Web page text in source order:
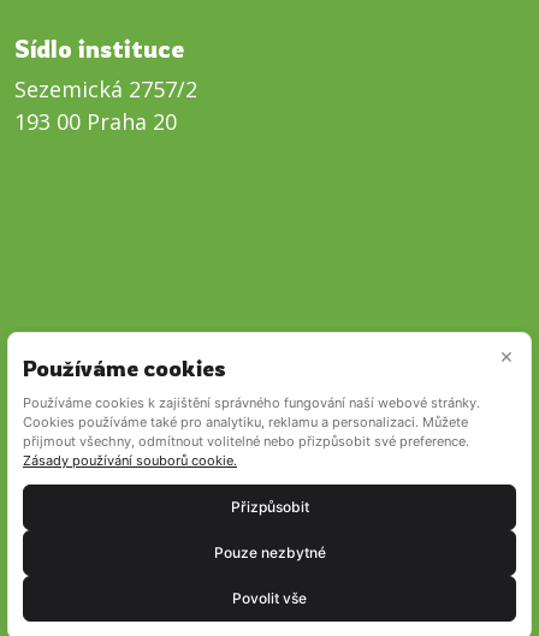
×
Používáme cookies
Používáme cookies k zajištění správného fungování naší webové stránky.
Cookies používáme také pro analytiku, reklamu a personalizaci. Můžete
přijmout všechny, odmítnout volitelné nebo přizpůsobit své preference.
Zásady používání souborů cookie.
Přizpůsobit
Pouze nezbytné
Povolit vše
Sídlo instituce
Sezemická 2757/2
193 00 Praha 20